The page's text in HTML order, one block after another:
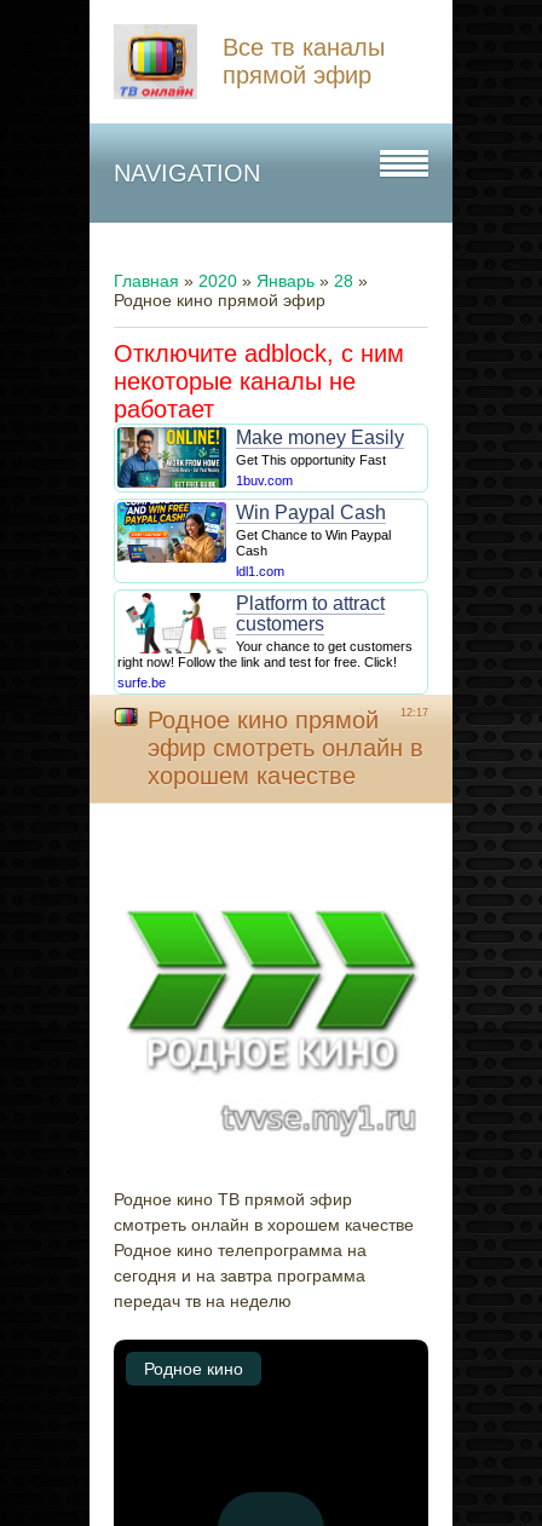
Все тв каналы
прямой эфир
NAVIGATION
Главная » 2020 » Январь » 28 »
Родное кино прямой эфир
Отключите adblock, с ним
некоторые каналы не
работает
Make money Easily
Get This opportunity Fast
1buv.com
Win Paypal Cash
Get Chance to Win Paypal
Cash
ldl1.com
Platform to attract
customers
Your chance to get customers
right now! Follow the link and test for free. Click!
surfe.be
12:17
Родное кино прямой
эфир смотреть онлайн в
хорошем качестве
Родное кино ТВ прямой эфир
смотреть онлайн в хорошем качестве
Родное кино телепрограмма на
сегодня и на завтра программа
передач тв на неделю